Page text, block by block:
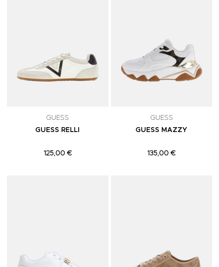
GUESS
GUESS RELLI
125,00 €
GUESS
GUESS MAZZY
135,00 €